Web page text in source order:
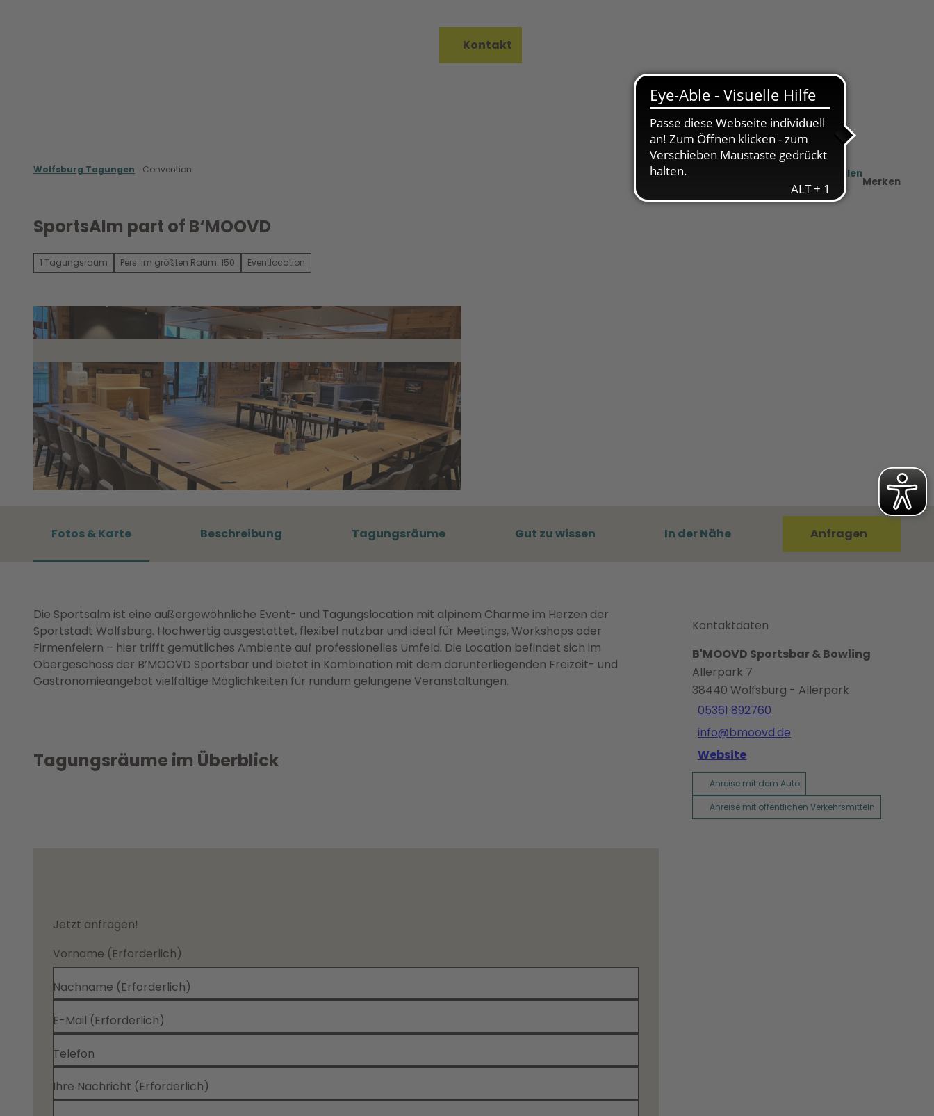
Kontakt
Wolfsburg Tagungen Convention Teilen
Merken
SportsAlm part of B‘MOOVD
1 Tagungsraum Pers. im größten Raum: 150 Eventlocation
Fotos & Karte Beschreibung Tagungsräume Gut zu wissen In der Nähe Anfragen
Die Sportsalm ist eine außergewöhnliche Event- und Tagungslocation mit alpinem Charme im Herzen der
Sportstadt Wolfsburg. Hochwertig ausgestattet, flexibel nutzbar und ideal für Meetings, Workshops oder
Firmenfeiern – hier trifft gemütliches Ambiente auf professionelles Umfeld. Die Location befindet sich im
Obergeschoss der B’MOOVD Sportsbar und bietet in Kombination mit dem darunterliegenden Freizeit- und
Gastronomieangebot vielfältige Möglichkeiten für rundum gelungene Veranstaltungen.
Tagungsräume im Überblick
Jetzt anfragen!
Vorname (Erforderlich)
Nachname (Erforderlich)
E-Mail (Erforderlich)
Telefon
Ihre Nachricht (Erforderlich)
Kontaktdaten
B'MOOVD Sportsbar & Bowling
Allerpark 7
38440 Wolfsburg - Allerpark
05361 892760
info@bmoovd.de
Website
Anreise mit dem Auto
Anreise mit öffentlichen Verkehrsmitteln